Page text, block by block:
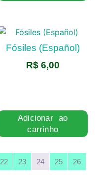
Fósiles (Español)
R$6,00
Adicionar ao
carrinho
22 23 24 25 26